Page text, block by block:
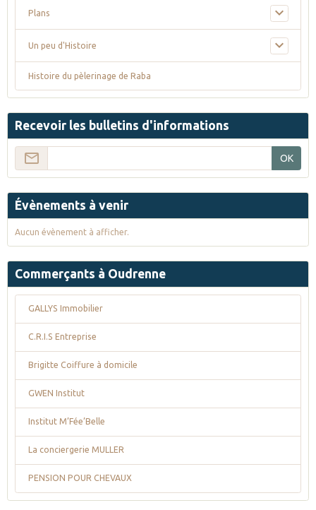
Plans
Un peu d'Histoire
Histoire du pèlerinage de Raba
Recevoir les bulletins d'informations
OK
Évènements à venir
Aucun évènement à afficher.
Commerçants à Oudrenne
GALLYS Immobilier
C.R.I.S Entreprise
Brigitte Coiffure à domicile
GWEN Institut
Institut M’Fée’Belle
La conciergerie MULLER
PENSION POUR CHEVAUX